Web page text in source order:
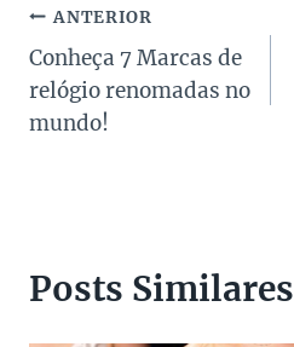
Navegação
de
Post
ANTERIOR
Conheça 7 Marcas de
relógio renomadas no
mundo!
Posts Similares